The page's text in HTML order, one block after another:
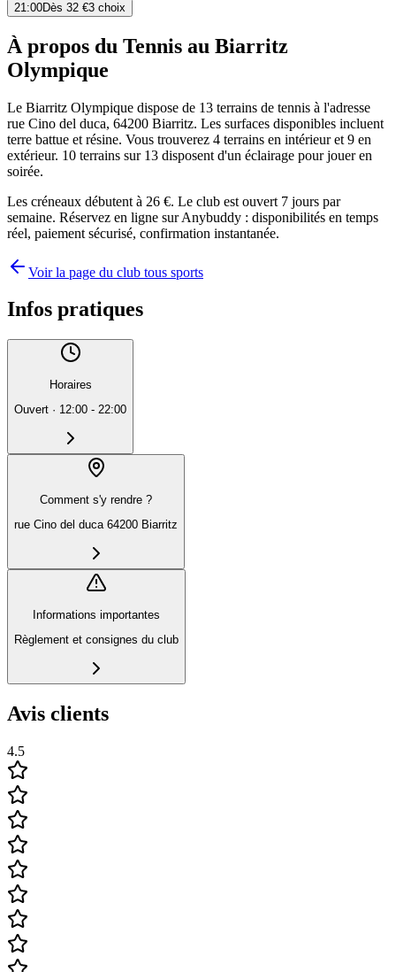
21:00Dès 32 €3 choix
À propos du Tennis au Biarritz
Olympique
Le Biarritz Olympique dispose de 13 terrains de tennis à l'adresse
rue Cino del duca, 64200 Biarritz. Les surfaces disponibles incluent
terre battue et résine. Vous trouverez 4 terrains en intérieur et 9 en
extérieur. 10 terrains sur 13 disposent d'un éclairage pour jouer en
soirée.
Les créneaux débutent à 26 €. Le club est ouvert 7 jours par
semaine. Réservez en ligne sur Anybuddy : disponibilités en temps
réel, paiement sécurisé, confirmation instantanée.
Voir la page du club tous sports
Infos pratiques
Horaires
Ouvert · 12:00 - 22:00
Comment s'y rendre ?
rue Cino del duca 64200 Biarritz
Informations importantes
Règlement et consignes du club
Avis clients
4.5